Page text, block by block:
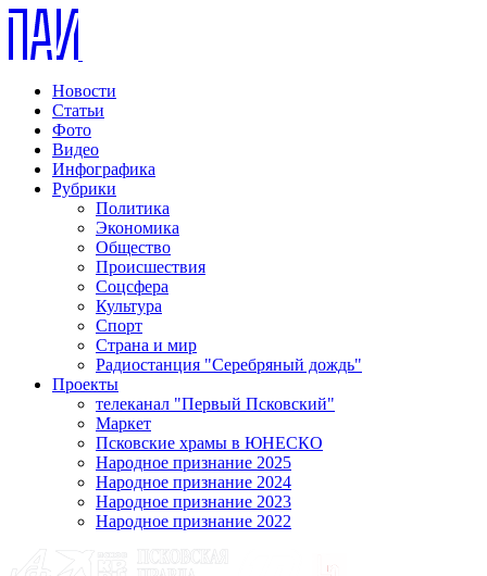
Новости
Статьи
Фото
Видео
Инфографика
Рубрики
Политика
Экономика
Общество
Происшествия
Соцсфера
Культура
Спорт
Страна и мир
Радиостанция "Серебряный дождь"
Проекты
телеканал "Первый Псковский"
Маркет
Псковские храмы в ЮНЕСКО
Народное признание 2025
Народное признание 2024
Народное признание 2023
Народное признание 2022